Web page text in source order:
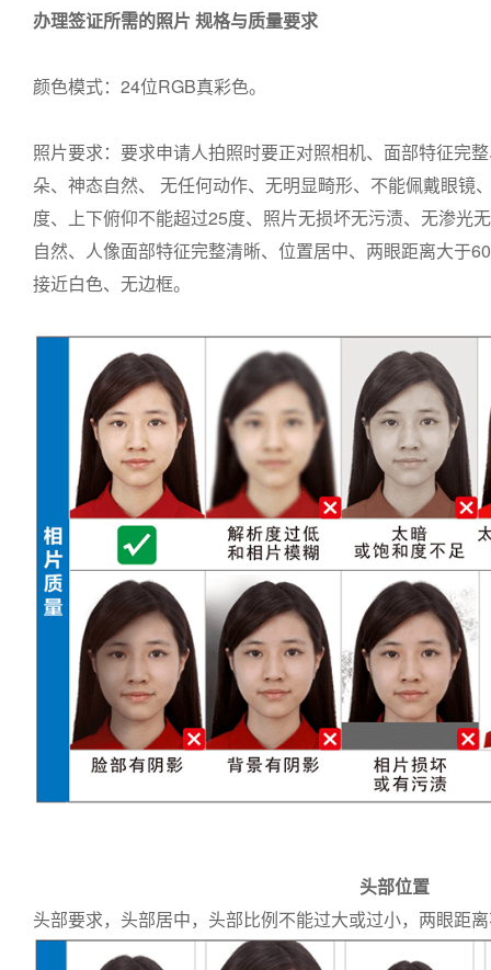
办理签证所需的照片 规格与质量要求
颜色模式：24位RGB真彩色。
照片要求：要求申请人拍照时要正对照相机、面部特征完
朵、神态自然、 无任何动作、无明显畸形、不能佩戴眼镜
度、上下俯仰不能超过25度、照片无损坏无污渍、无渗光
自然、人像面部特征完整清晰、位置居中、两眼距离大于
接近白色、无边框。
头部位置
头部要求，头部居中，头部比例不能过大或过小，两眼距